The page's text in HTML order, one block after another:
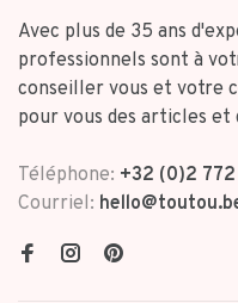
Avec plus de 35 ans
professionnels sont à
conseiller vous et votre
pour vous des articles et
Téléphone: +32 (0)2
Courriel: